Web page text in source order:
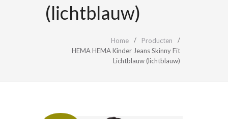
(lichtblauw)
Home
Producten
HEMA HEMA Kinder Jeans Skinny Fit
Lichtblauw (lichtblauw)